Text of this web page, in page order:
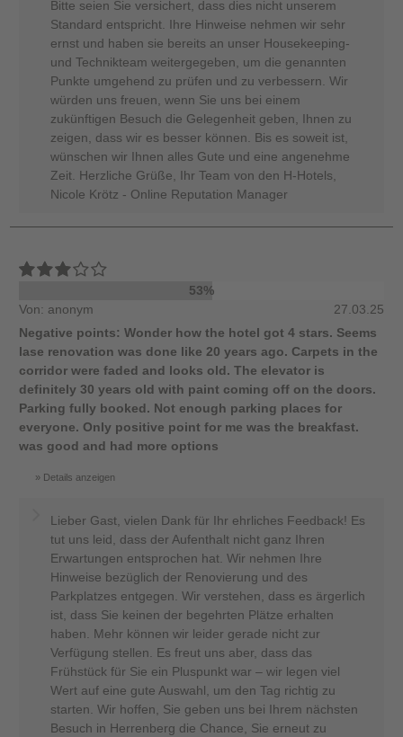
Bitte seien Sie versichert, dass dies nicht unserem
Standard entspricht. Ihre Hinweise nehmen wir sehr
ernst und haben sie bereits an unser Housekeeping-
und Technikteam weitergegeben, um die genannten
Punkte umgehend zu prüfen und zu verbessern. Wir
würden uns freuen, wenn Sie uns bei einem
zukünftigen Besuch die Gelegenheit geben, Ihnen zu
zeigen, dass wir es besser können. Bis es soweit ist,
wünschen wir Ihnen alles Gute und eine angenehme
Zeit. Herzliche Grüße, Ihr Team von den H-Hotels,
Nicole Krötz - Online Reputation Manager
53%
Von: anonym
27.03.25
Negative points: Wonder how the hotel got 4 stars. Seems
lase renovation was done like 20 years ago. Carpets in the
corridor were faded and looks old. The elevator is
definitely 30 years old with paint coming off on the doors.
Parking fully booked. Not enough parking places for
everyone. Only positive point for me was the breakfast.
was good and had more options
Details anzeigen
Lieber Gast, vielen Dank für Ihr ehrliches Feedback! Es
tut uns leid, dass der Aufenthalt nicht ganz Ihren
Erwartungen entsprochen hat. Wir nehmen Ihre
Hinweise bezüglich der Renovierung und des
Parkplatzes entgegen. Wir verstehen, dass es ärgerlich
ist, dass Sie keinen der begehrten Plätze erhalten
haben. Mehr können wir leider gerade nicht zur
Verfügung stellen. Es freut uns aber, dass das
Frühstück für Sie ein Pluspunkt war – wir legen viel
Wert auf eine gute Auswahl, um den Tag richtig zu
starten. Wir hoffen, Sie geben uns bei Ihrem nächsten
Besuch in Herrenberg die Chance, Sie erneut zu